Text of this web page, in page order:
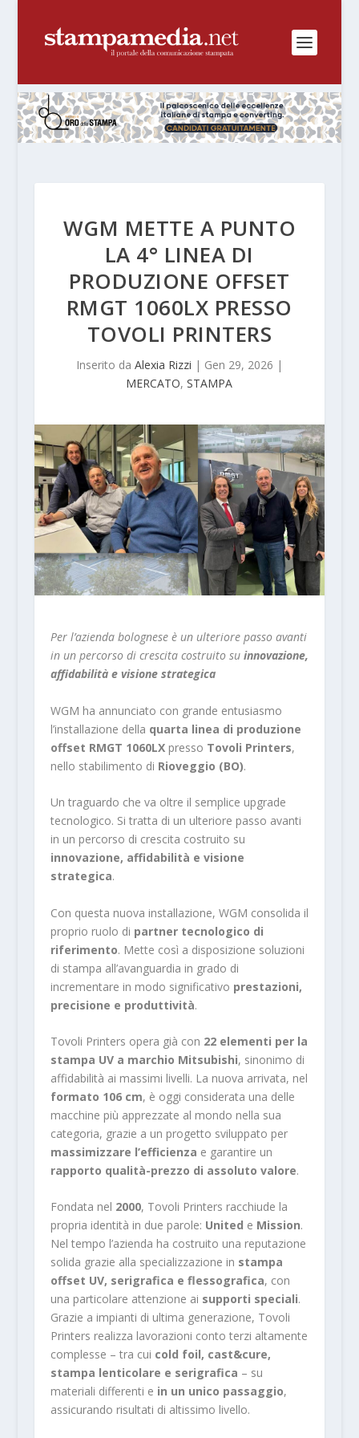
WGM METTE A PUNTO
LA 4° LINEA DI
PRODUZIONE OFFSET
RMGT 1060LX PRESSO
TOVOLI PRINTERS
Inserito da Alexia Rizzi | Gen 29, 2026 |
MERCATO,STAMPA
Per l’azienda bolognese è un ulteriore passo avanti
in un percorso di crescita costruito su innovazione,
affidabilità e visione strategica
WGM ha annunciato con grande entusiasmo
l’installazione della quarta linea di produzione
offset RMGT 1060LXpresso Tovoli Printers,
nello stabilimento di Rioveggio (BO).
Un traguardo che va oltre il semplice upgrade
tecnologico. Si tratta di un ulteriore passo avanti
in un percorso di crescita costruito su
innovazione, affidabilità e visione
strategica.
Con questa nuova installazione, WGM consolida il
proprio ruolo di partner tecnologico di
riferimento. Mette così a disposizione soluzioni
di stampa all’avanguardia in grado di
incrementare in modo significativo prestazioni,
precisione e produttività.
Tovoli Printers opera già con 22 elementi per la
stampa UV a marchio Mitsubishi, sinonimo di
affidabilità ai massimi livelli. La nuova arrivata, nel
formato 106 cm, è oggi considerata una delle
macchine più apprezzate al mondo nella sua
categoria, grazie a un progetto sviluppato per
massimizzare l’efficienza e garantire un
rapporto qualità-prezzo di assoluto valore.
Fondata nel 2000, Tovoli Printers racchiude la
propria identità in due parole: United e Mission.
Nel tempo l’azienda ha costruito una reputazione
solida grazie alla specializzazione in stampa
offset UV, serigrafica e flessografica, con
una particolare attenzione ai supporti speciali.
Grazie a impianti di ultima generazione, Tovoli
Printers realizza lavorazioni conto terzi altamente
complesse – tra cui cold foil, cast&cure,
stampa lenticolare e serigrafica – su
materiali differenti e in un unico passaggio,
assicurando risultati di altissimo livello.